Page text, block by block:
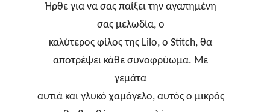
Ήρθε για να σας παίξει την αγαπημένη
σας μελωδία, ο
καλύτερος φίλος της Lilo, ο Stitch, θα
αποτρέψει κάθε συνοφρύωμα. Με
γεμάτα
αυτιά και γλυκό χαμόγελο, αυτός ο μικρός